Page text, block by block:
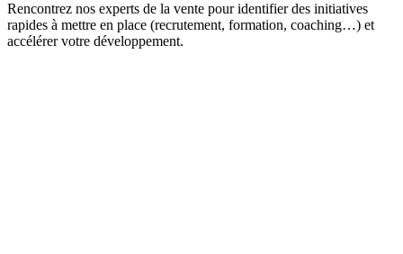
Rencontrez nos experts de la vente pour identifier des initiatives
rapides à mettre en place (recrutement, formation, coaching…) et
accélérer votre développement.